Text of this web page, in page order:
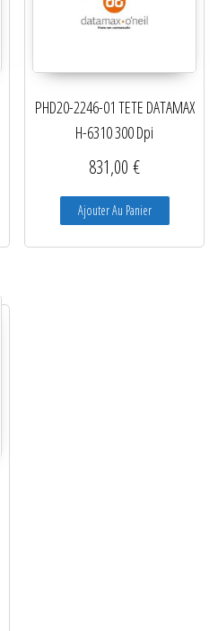
PHD20-2246-01 TETE DATAMAX
H-6310 300 Dpi
831,00€
Ajouter Au Panier